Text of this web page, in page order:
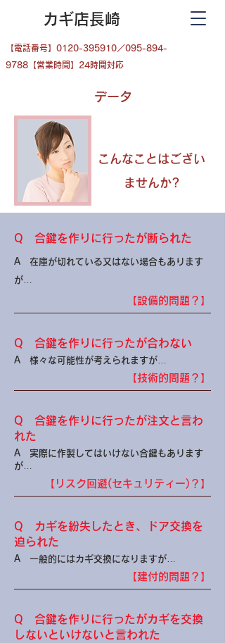
カギ店長崎
​【電話番号】0120-395910／095-894-
9788【営業時間】24時間対応
データ
​こんなことはござい
ませんか?
​Q 合鍵を作りに行ったが断られた
A 在庫が切れている又はない場合もあります
が…
【設備的問題？】
Q 合鍵を作りに行ったが合わない
A 様々な可能性が考えられますが…
【技術的問題？】
Q 合鍵を作りに行ったが注文と言わ
れた
A 実際に作製してはいけない合鍵もあります
が…
【リスク回避(セキュリティー)？】
Q
カギを紛失したとき、ドア交換を
迫られた
A 一般的にはカギ交換になりますが…
【建付的問題？】
Q 合鍵を作りに行ったがカギを交換
しないといけないと言われた